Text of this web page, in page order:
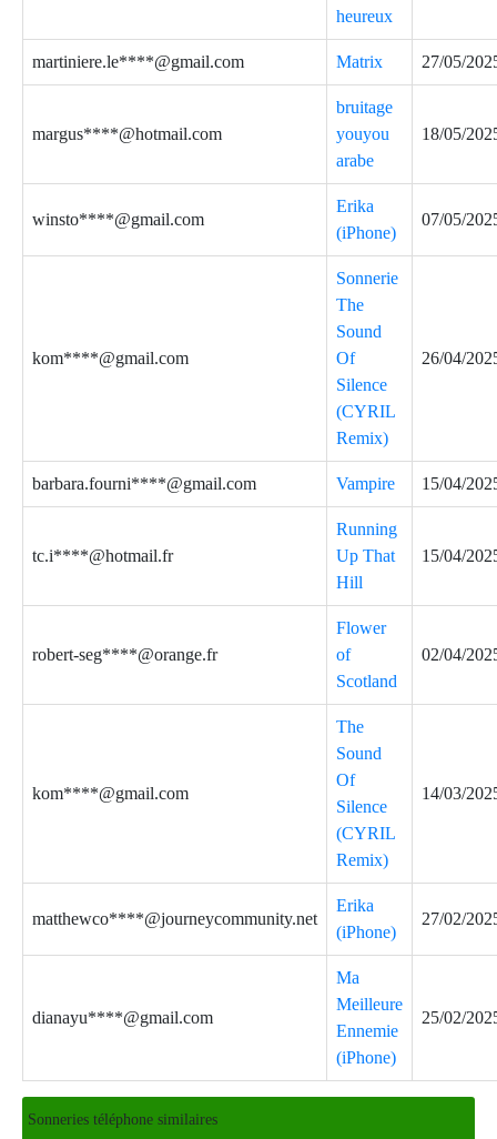
heureux
martiniere.le****@gmail.com Matrix 27/05/
margus****@hotmail.com
bruitage
youyou
arabe
18/05/
winsto****@gmail.com
Erika
(iPhone)
07/05/
kom****@gmail.com
Sonnerie
The
Sound
Of
Silence
(CYRIL
Remix)
26/04/
barbara.fourni****@gmail.com Vampire 15/04/
tc.i****@hotmail.fr
Running
Up That
Hill
15/04/
robert-seg****@orange.fr
Flower
of
Scotland
02/04/
kom****@gmail.com
The
Sound
Of
Silence
(CYRIL
Remix)
14/03/
matthewco****@journeycommunity.net
Erika
(iPhone)
27/02/
dianayu****@gmail.com
Ma
Meilleure
Ennemie
(iPhone)
25/02/
Sonneries téléphone similaires